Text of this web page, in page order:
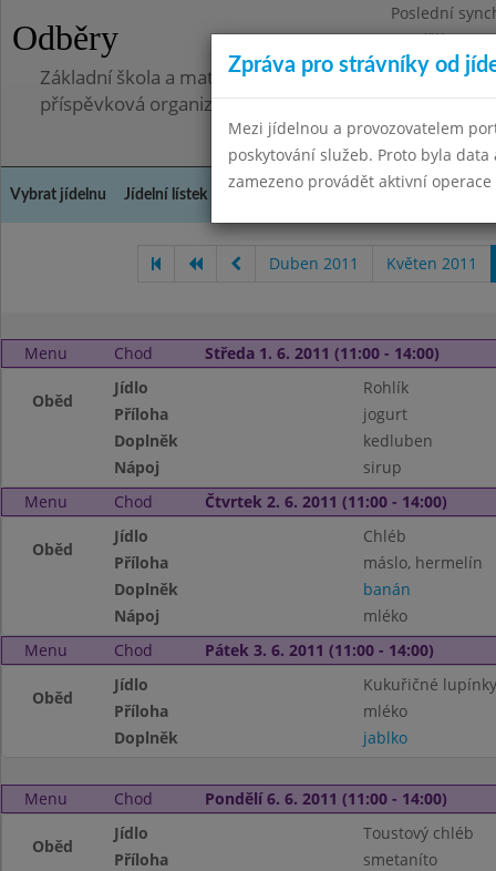
Odběry
Poslední
Pondělí
Základní škola a mateřská škola, Pavlovice u
příspěvková organizace
Vybrat jídelnu Jídelní lístek Kontakty a informace
Duben 2011 Květen 2011
Menu Chod Středa 1. 6. 2011 (11:00 - 14:00)
Oběd
Jídlo
Rohlík
Příloha
jogurt
Doplněk
kedluben
Nápoj
sirup
Menu
Chod Čtvrtek 2. 6. 2011 (11:00 - 14:00)
Oběd
Jídlo
Chléb
Příloha
máslo, hermelín
Doplněk
banán
Nápoj
mléko
Menu
Chod Pátek 3. 6. 2011 (11:00 - 14:00)
Oběd
Jídlo
Kukuřičné lupínky
Příloha
mléko
Doplněk
jablko
Menu Chod Pondělí 6. 6. 2011 (11:00 - 14:00)
Oběd
Jídlo
Toustový chléb
Příloha
smetaníto
Zpráva pro strávníky od
Mezi jídelnou a provozovatelem
poskytování služeb. Proto byla
zamezeno provádět aktivní